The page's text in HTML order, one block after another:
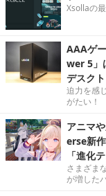
Xsollaの
AAAゲ
wer 5」
デスク
迫力を感
がたい！
アニマ
erse新
「進化
さまざま
が増した